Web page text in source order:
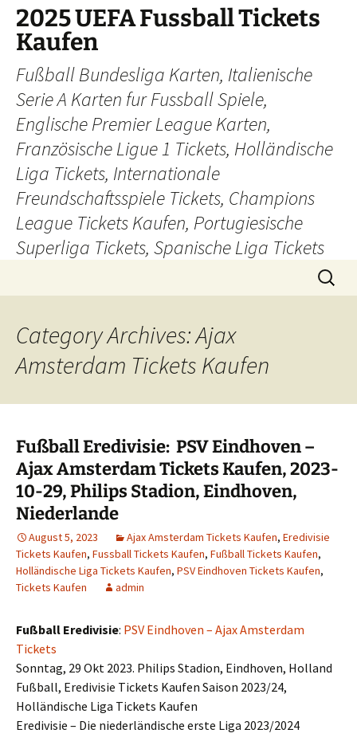
Skip
content
2025 UEFA Fussball Tickets
Kaufen
Fußball Bundesliga Karten, Italienische
Serie A Karten fur Fussball Spiele,
Englische Premier League Karten,
Französische Ligue 1 Tickets, Holländische
Liga Tickets, Internationale
Freundschaftsspiele Tickets, Champions
League Tickets Kaufen, Portugiesische
Superliga Tickets, Spanische Liga Tickets
Search
for:
Category Archives: Ajax
Amsterdam Tickets Kaufen
Fußball Eredivisie: PSV Eindhoven –
Ajax Amsterdam Tickets Kaufen, 2023-
10-29, Philips Stadion, Eindhoven,
Niederlande
August 5, 2023 Ajax Amsterdam Tickets Kaufen, Eredivisie
Tickets Kaufen, Fussball Tickets Kaufen, Fußball Tickets Kaufen,
Holländische Liga Tickets Kaufen, PSV Eindhoven Tickets Kaufen,
Tickets Kaufen
admin
Fußball Eredivisie: PSV Eindhoven – Ajax Amsterdam
Tickets
Sonntag, 29 Okt 2023. Philips Stadion, Eindhoven, Holland
Fußball, Eredivisie Tickets Kaufen Saison 2023/24,
Holländische Liga Tickets Kaufen
Eredivisie – Die niederländische erste Liga 2023/2024